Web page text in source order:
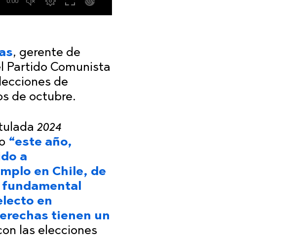
, gerente de
Partido Comunista
de
de octubre.
2024
“este año,
a
en Chile, de
fundamental
en
tienen un
las elecciones